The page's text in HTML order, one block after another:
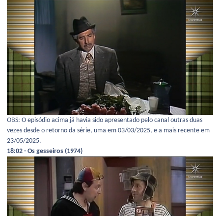
OBS: O episódio acima já havia sido apresentado pelo canal outras duas
vezes desde o retorno da série, uma em 03/03/2025, e a mais recente em
23/05/2025.
18:02 - Os gesseiros (1974)